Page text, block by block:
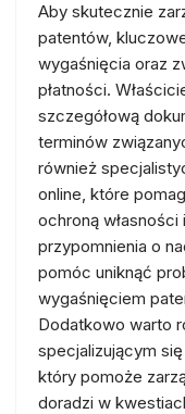
Aby skutecznie
patentów,
wygaśnięcia oraz
płatności.
szczegółową
terminów
również
online, które
ochroną własności
przypomnienia o
pomóc uniknąć
wygaśnięciem
Dodatkowo warto
specjalizującym
który pomoże
doradzi w